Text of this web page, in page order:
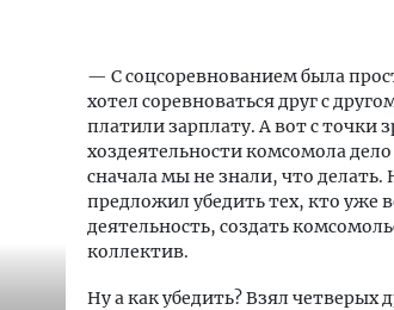
— С соцсоревнованием была
хотел соревноваться друг с
платили зарплату. А вот с точки
хоздеятельности комсомола
сначала мы не знали, что делать.
предложил убедить тех, кто уже
деятельность, создать
коллектив.
Ну а как убедить? Взял четверых